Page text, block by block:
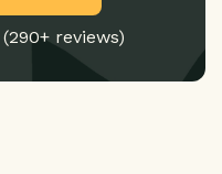
(290+ reviews)